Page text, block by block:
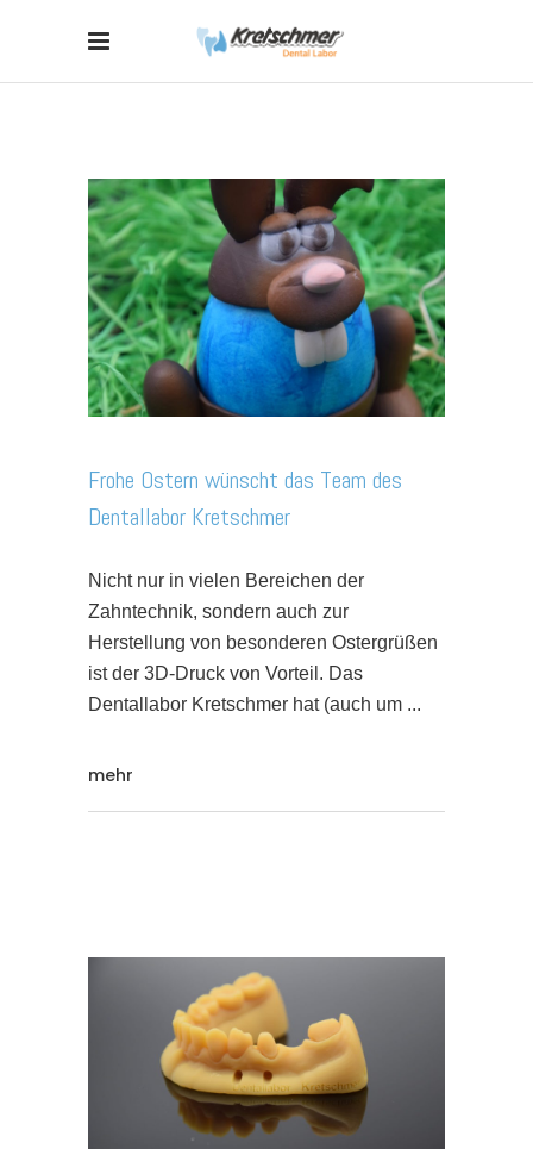
Frohe Ostern wünscht das Team des
Dentallabor Kretschmer
Nicht nur in vielen Bereichen der
Zahntechnik, sondern auch zur
Herstellung von besonderen Ostergrüßen
ist der 3D-Druck von Vorteil. Das
Dentallabor Kretschmer hat (auch um
mehr